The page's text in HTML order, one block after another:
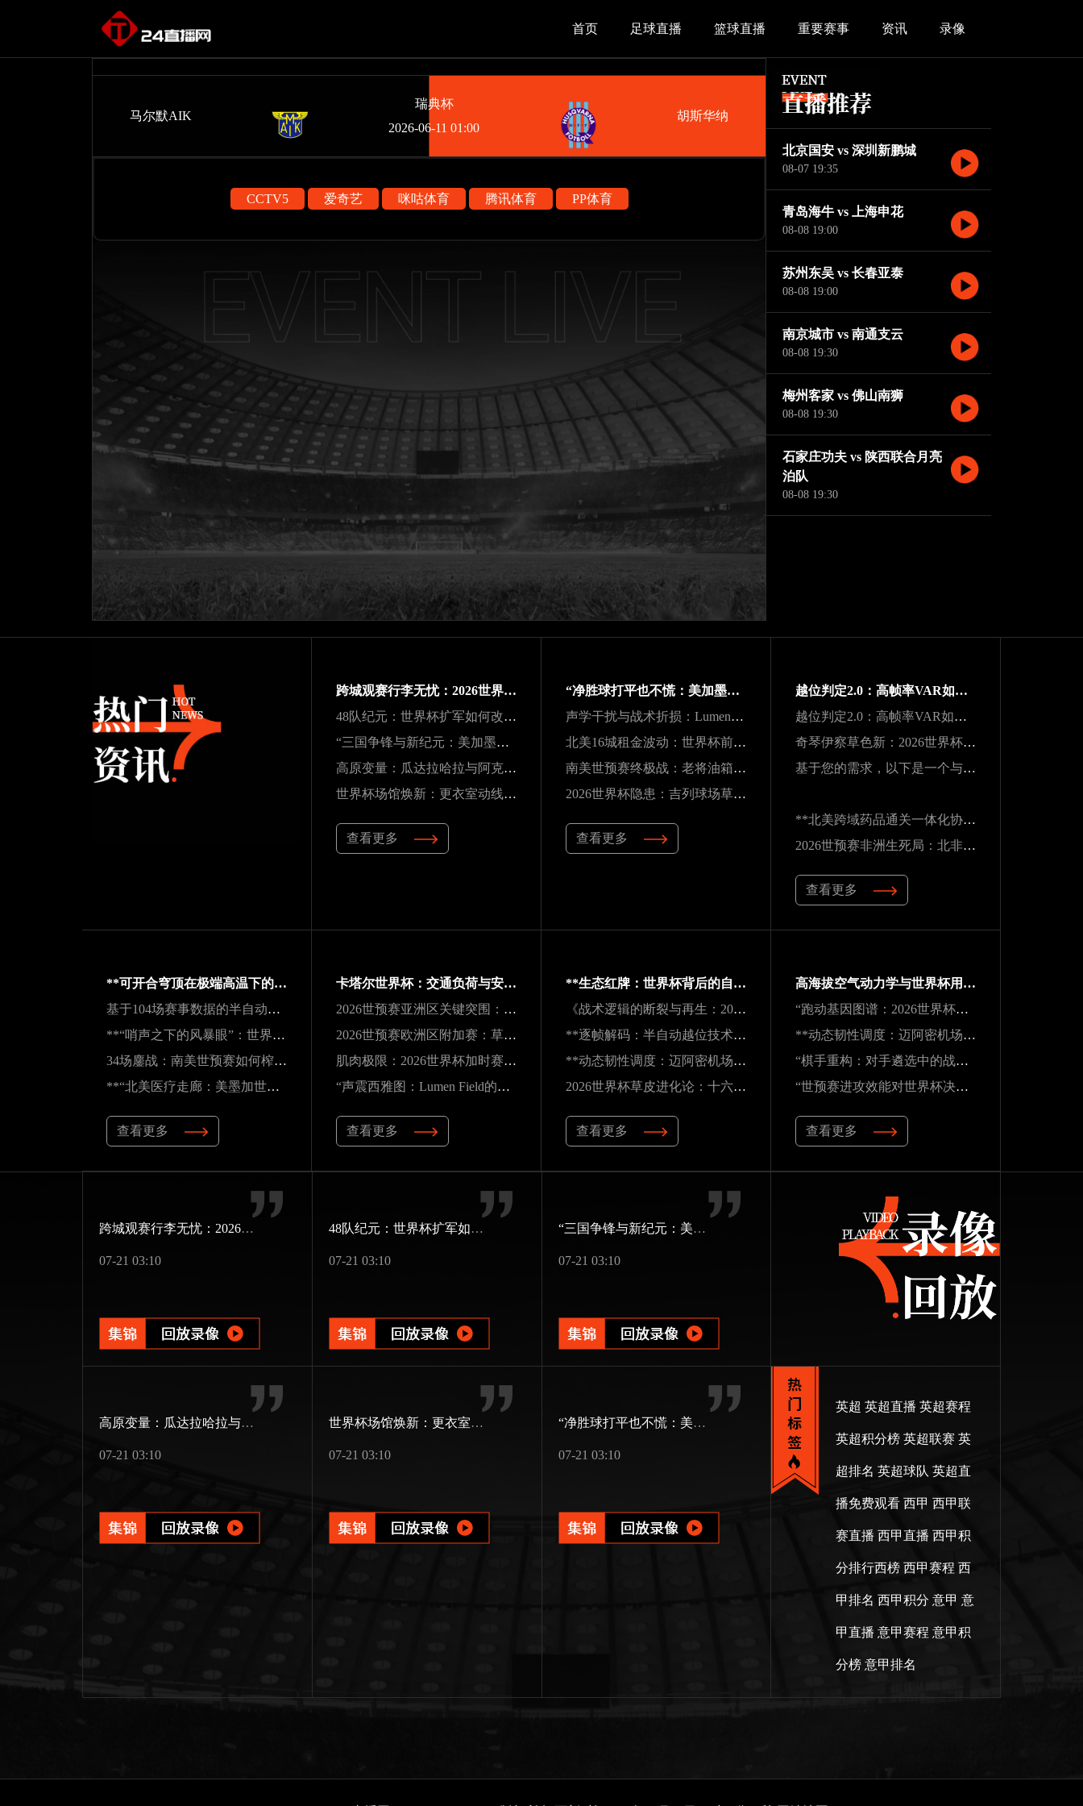
首页 足球直播 篮球直播 重要赛事 资讯 录像
马尔默AIK
瑞典杯
2026-06-11 01:00
胡斯华纳
CCTV5 爱奇艺 咪咕体育 腾讯体育 PP体育
北京国安 vs 深圳新鹏城
08-07 19:35
青岛海牛 vs 上海申花
08-08 19:00
苏州东吴 vs 长春亚泰
08-08 19:00
南京城市 vs 南通支云
08-08 19:30
梅州客家 vs 佛山南狮
08-08 19:30
石家庄功夫 vs 陕西联合月亮
泊队
08-08 19:30
跨城观赛行李无忧：2026世界杯单场票专属行李“门到门”跨城速达方案
48队纪元：世界杯扩军如何改写霸权逻辑
“三国争锋与新纪元：美加墨世界杯淘汰赛版图重构”
高原变量：瓜达拉哈拉与阿克伦的天气博弈如何重塑2026世界杯战术逻辑
世界杯场馆焕新：更衣室动线重构与效能提升方案
查看更多
“净胜球打平也不慌：美加墨世界杯小组出线新规一图看懂”
声学干扰与战术折损：Lumen Field主场噪声环境下客队边线发球效能的影响研究
北美16城租金波动：世界杯前夜的住房市场变局
南美世预赛终极战：老将油箱见底，出线悬念系于最后一口气
2026世界杯隐患：吉列球场草皮根系异常，球员控球可能严重失准
查看更多
越位判定2.0：高帧率VAR如何重塑世界杯战术博弈规则
越位判定2.0：高帧率VAR如何重塑世界杯战术博弈规则
奇琴伊察草色新：2026世界杯前的阿兹特克生态重塑
基于您的需求，以下是一个与原标题核心一致但表述不同的新标题：
**北美跨域药品通关一体化协作体系建设路径**
2026世预赛非洲生死局：北非锋刃破阵 vs 西非铁壁封喉
查看更多
**可开合穹顶在极端高温下的微气候调节机制与热舒适性效能评估——以SoFi Stadium为例**
基于104场赛事数据的半自动越位识别触发机制与效能实证研究
**“哨声之下的风暴眼”：世界杯裁判在极限压力下的神经与生理共振解析**
34场鏖战：南美世预赛如何榨干传奇老将的最后一滴血
**“北美医疗走廊：美墨加世界杯应急资源的隐形博弈”**
查看更多
卡塔尔世界杯：交通负荷与安全防线引全球关注
2026世预赛亚洲区关键突围：九强困局中的变数与破局之道
2026世预赛欧洲区附加赛：草根逆袭，五匹黑马能否撕裂旧格局？
肌肉极限：2026世界杯加时赛的“无声崩解”
“声震西雅图：Lumen Field的声学屏障如何瓦解客队进攻，与2026世界杯的降噪博弈”
查看更多
**生态红牌：世界杯背后的自然透支与失衡困局**
《战术逻辑的断裂与再生：2026南太平洋启示录》
**逐帧解码：半自动越位技术对世界杯裁判实时判罚决策的重塑**
**动态韧性调度：迈阿密机场在2026世界杯飓风链应急中的中枢重构**
2026世界杯草皮进化论：十六座球场实现百慕大至黑麦草的生态跃迁
查看更多
高海拔空气动力学与世界杯用球适配性：墨西哥三城实地验证研究
“跑动基因图谱：2026世界杯冠军的39天体测密码”
**动态韧性调度：迈阿密机场在2026世界杯飓风链应急中的中枢重构**
“棋手重构：对手遴选中的战略序章”
“世预赛进攻效能对世界杯决赛圈得分能力的预测研究——以2026年美加墨世界杯为例”
查看更多
跨城观赛行李无忧：2026世界杯单场票专属行李“门到门”跨城速达方案
07-21 03:10
48队纪元：世界杯扩军如何改写霸权逻辑
07-21 03:10
“三国争锋与新纪元：美加墨世界杯淘汰赛版图重构”
07-21 03:10
高原变量：瓜达拉哈拉与阿克伦的天气博弈如何重塑2026世界杯战术逻辑
07-21 03:10
世界杯场馆焕新：更衣室动线重构与效能提升方案
07-21 03:10
“净胜球打平也不慌：美加墨世界杯小组出线新规一图看懂”
07-21 03:10
英超 英超直播 英超赛程
英超积分榜 英超联赛 英
超排名 英超球队 英超直
播免费观看 西甲 西甲联
赛直播 西甲直播 西甲积
分排行西榜 西甲赛程 西
甲排名 西甲积分 意甲 意
甲直播 意甲赛程 意甲积
分榜 意甲排名